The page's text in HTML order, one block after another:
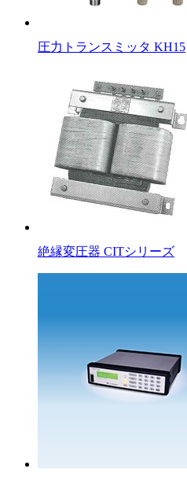
圧力トランスミッタ KH15
絶縁変圧器 CITシリーズ